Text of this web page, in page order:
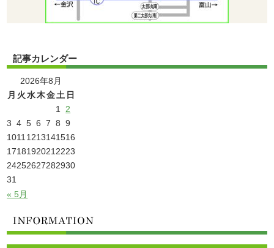
記事カレンダー
2026年8月
月 火 水木金土 日
1
2
3 4 5 6 7 8 9
1011 1213141516
1718192021 2223
24252627282930
31
« 5月